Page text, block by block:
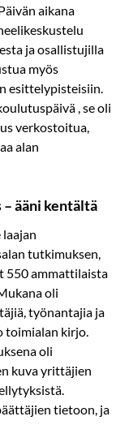
aikana
ja osallistujilla
myös
esittelypisteisiin.
, se oli
verkostoitua,
alan
ääni kentältä
tutkimuksen,
550 ammattilaista
oli
työnantajia ja
toimialan kirjo.
oli
kuva yrittäjien
tietoon, ja